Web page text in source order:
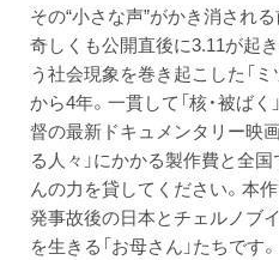
その“小さな声”がかき消され
奇しくも公開直後に3.11が起
う社会現象を巻き起こした「
から4年。一貫して「核・被ば
督の最新ドキュメンタリー映
る人々」にかかる製作費と全
んの力を貸してください。本
発事故後の日本とチェルノブ
を生きる「お母さん」たちです。